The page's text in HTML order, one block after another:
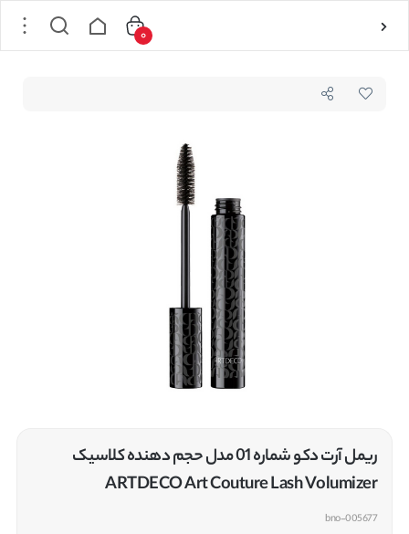
0
ریمل آرت دکو شماره 01 مدل حجم دهنده کلاسیک
ARTDECO Art Couture Lash Volumizer
bno-005677